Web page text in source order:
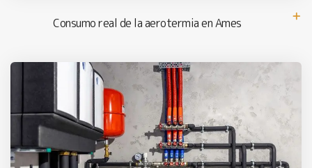
Consumo real de la aerotermia en Ames